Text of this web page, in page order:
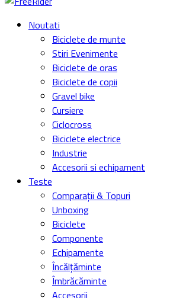
Noutati
Biciclete de munte
Stiri Evenimente
Biciclete de oras
Biciclete de copii
Gravel bike
Cursiere
Ciclocross
Biciclete electrice
Industrie
Accesorii si echipament
Teste
Comparații & Topuri
Unboxing
Biciclete
Componente
Echipamente
Încălțăminte
Îmbrăcăminte
Accesorii